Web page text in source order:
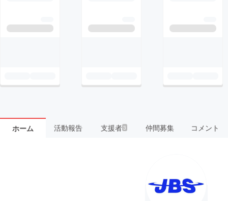
ホーム 活動報告 支援者3 仲間募集 コメント